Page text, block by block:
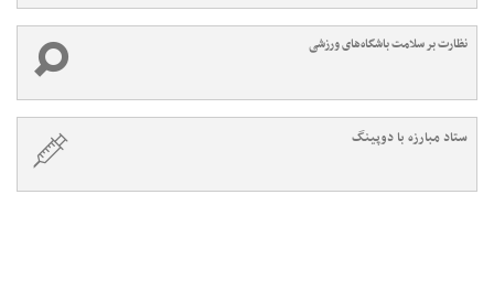
نظارت بر سلامت باشگاه‌های ورزشی
ستاد مبارزه با دوپینگ